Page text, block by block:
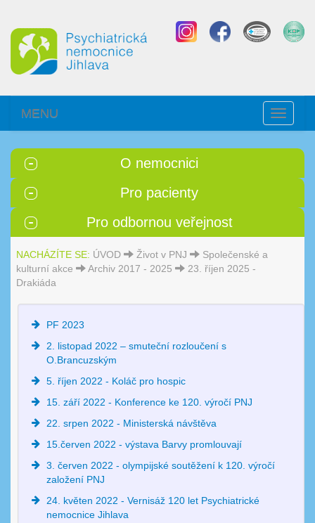
Toggle
MENU
O nemocnici
Pro pacienty
Pro odbornou veřejnost
NACHÁZÍTE SE: ÚVOD Život v PNJ
Společenské a
kulturní akce
Archiv 2017 - 2025
23. říjen 2025 -
Drakiáda
PF 2023
2. listopad 2022 – smuteční rozloučení s
O.Brancuzským
5. říjen 2022 - Koláč pro hospic
15. září 2022 - Konference ke 120. výročí PNJ
22. srpen 2022 - Ministerská návštěva
15.červen 2022 - výstava Barvy promlouvají
3. červen 2022 - olympijské soutěžení k 120. výročí
založení PNJ
24. květen 2022 - Vernisáž 120 let Psychiatrické
nemocnice Jihlava